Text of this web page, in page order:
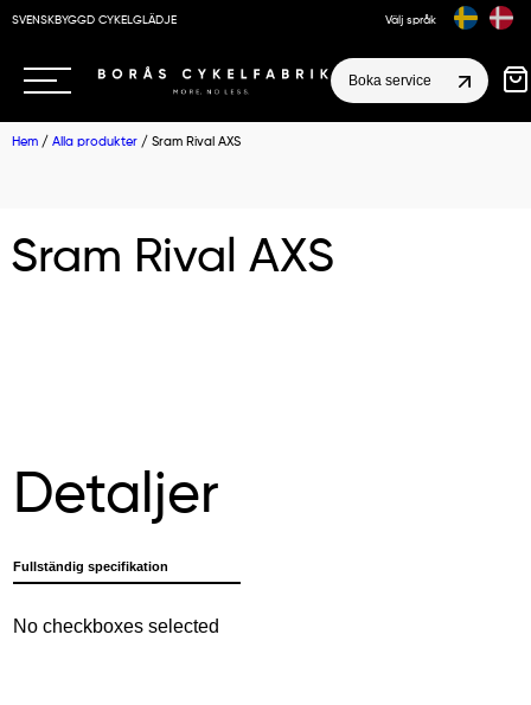
SVENSKBYGGD CYKELGLÄDJE Välj språk
Boka service
Hem / Alla produkter / Sram Rival AXS
Sram Rival AXS
Detaljer
Fullständig specifikation
No checkboxes selected